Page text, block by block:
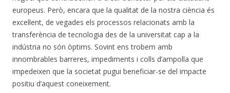
europeus. Però, encara que la qualitat de la nostra ciència és
excel·lent, de vegades els processos relacionats amb la
transferència de tecnologia des de la universitat cap a la
indústria no són òptims. Sovint ens trobem amb
innombrables barreres, impediments i colls d’ampolla que
impedeixen que la societat pugui beneficiar-se del impacte
positiu d’aquest coneixement.